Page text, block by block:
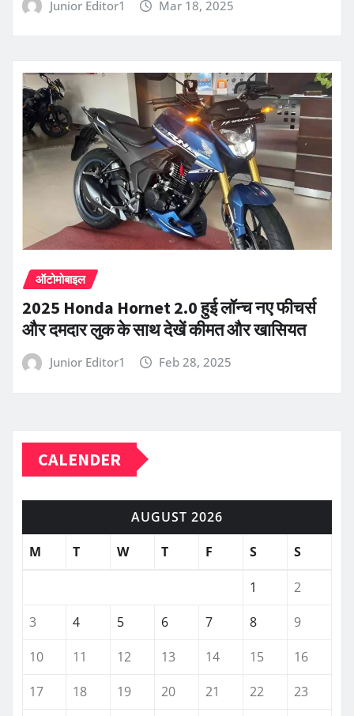
Junior Editor1 Mar 18, 2025
ऑटोमोबाइल
2025 Honda Hornet 2.0 हुई लॉन्च नए फीचर्स
और दमदार लुक के साथ देखें कीमत और खासियत
Junior Editor1 Feb 28, 2025
CALENDER
AUGUST 2026
M
T W T F S S
1
2
3
4 5 6 7 8
9
10
11 12 13 14 15
16
17
18 19 20 21 22
23